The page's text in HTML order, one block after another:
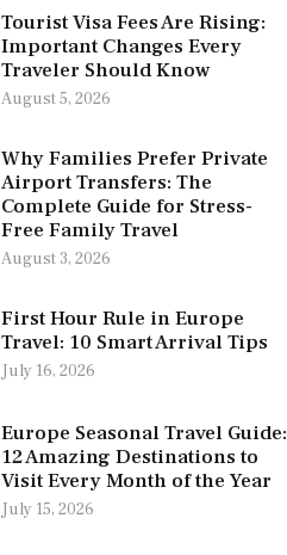
Tourist Visa Fees Are Rising:
Important Changes Every
Traveler Should Know
August 5, 2026
Why Families Prefer Private
Airport Transfers: The
Complete Guide for Stress-
Free Family Travel
August 3, 2026
First Hour Rule in Europe
Travel: 10 Smart Arrival Tips
July 16, 2026
Europe Seasonal Travel Guide:
12 Amazing Destinations to
Visit Every Month of the Year
July 15, 2026